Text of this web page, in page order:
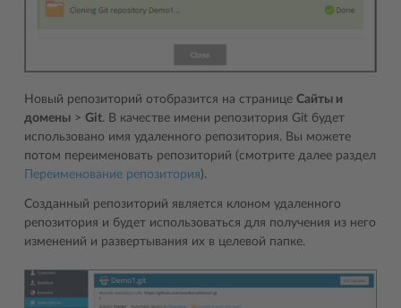
Новый репозиторий отобразится на странице Сайты и
домены > Git. В качестве имени репозитория Git будет
использовано имя удаленного репозитория. Вы можете
потом переименовать репозиторий (смотрите далее раздел
Переименование репозитория).
Созданный репозиторий является клоном удаленного
репозитория и будет использоваться для получения из него
изменений и развертывания их в целевой папке.